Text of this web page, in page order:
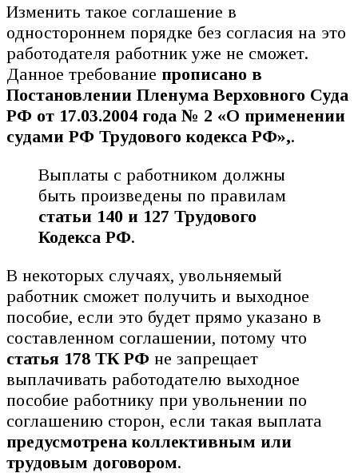
Изменить такое соглашение в
одностороннем порядке без согласия на это
работодателя работник уже не сможет.
Данное требование прописано в
Постановлении Пленума Верховного Суда
РФ от 17.03.2004 года № 2 «О применении
судами РФ Трудового кодекса РФ»,.
Выплаты с работником должны
быть произведены по правилам
статьи 140 и 127 Трудового
Кодекса РФ.
В некоторых случаях, увольняемый
работник сможет получить и выходное
пособие, если это будет прямо указано в
составленном соглашении, потому что
статья 178 ТК РФ не запрещает
выплачивать работодателю выходное
пособие работнику при увольнении по
соглашению сторон, если такая выплата
предусмотрена коллективным или
трудовым договором.